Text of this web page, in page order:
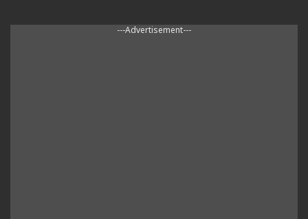
---Advertisement---